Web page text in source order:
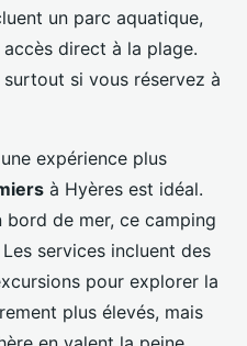
un parc aquatique,
direct à la plage.
si vous réservez à
expérience plus
à Hyères est idéal.
bord de mer, ce camping
services incluent des
pour explorer la
plus élevés, mais